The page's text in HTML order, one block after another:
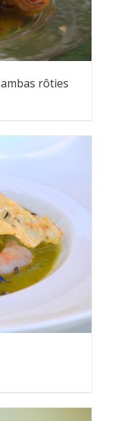
rôties